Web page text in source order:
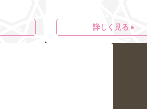
詳しく見る ▸